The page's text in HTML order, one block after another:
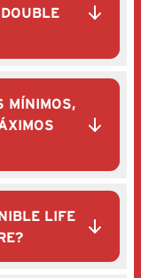
MÍNIMOS,
LIFE